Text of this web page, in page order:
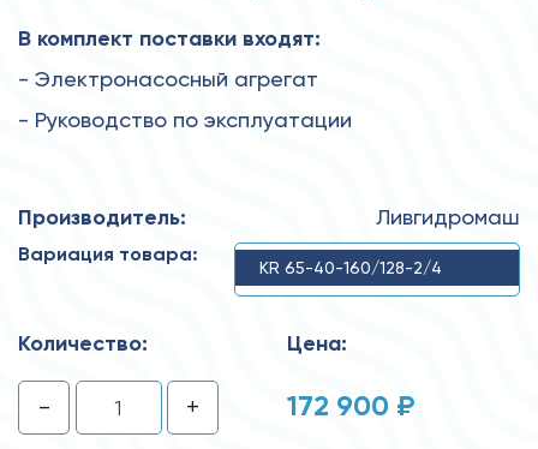
В комплект поставки входят:
- Электронасосный агрегат
- Руководство по эксплуатации
Производитель: Ливгидромаш
Вариация товара:
KR 65-40-160/128-2/4
Количество:
- +
Цена:
172 900 ₽